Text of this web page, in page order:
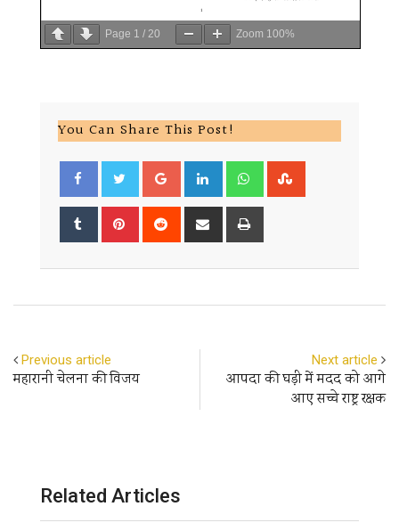
Page 1 / 20 Zoom 100%
You Can Share This Post!
Google+ LinkedIn Whatsapp
Tumblr Pinterest Reddit
Share
Previous article
महारानी चेलना की विजय
Next article
आपदा की घड़ी में मदद को आगे
आए सच्चे राष्ट्र रक्षक
Related Articles